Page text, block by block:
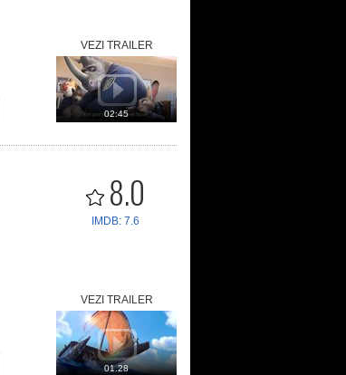
VEZI TRAILER
02:45
8.0
IMDB: 7.6
VEZI TRAILER
01.28